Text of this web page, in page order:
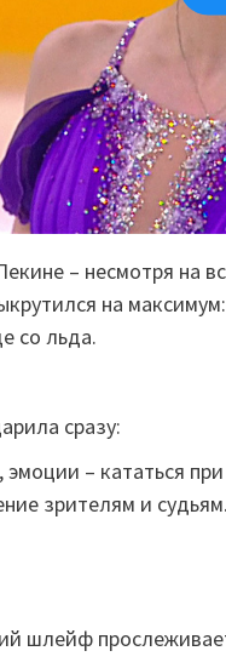
– несмотря на
на
со льда.
сразу:
– кататься
зрителям и
шлейф